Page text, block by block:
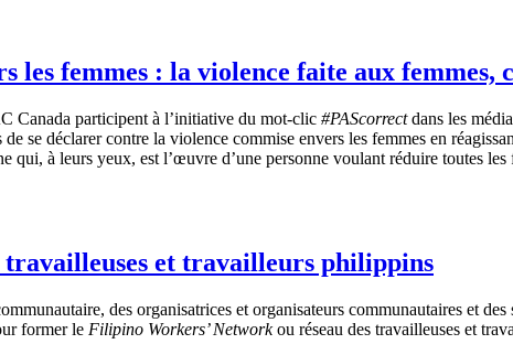
femmes : la violence faite aux femmes,
Canada participent à l’initiative du mot-clic #PAScorrectdans les
se déclarer contre la violence commise envers les femmes en
à leurs yeux, est l’œuvre d’une personne voulant réduire toutes les
travailleuses et travailleurs philippins
des organisatrices et organisateurs communautaires et des
former le Filipino Workers’ Networkou réseau des travailleuses et